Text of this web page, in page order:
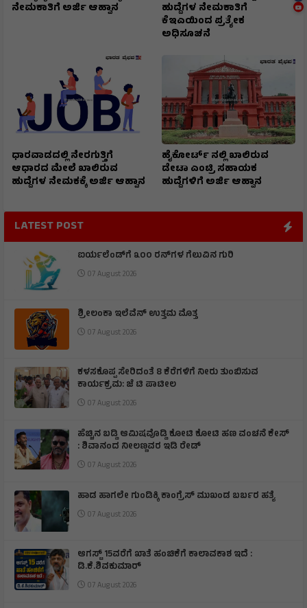
ನೇಮಕಾತಿಗೆ ಅರ್ಜಿ ಆಹ್ವಾನ
ಹುದ್ದೆಗಳ ನೇಮಕಾತಿಗೆ
ಕೆಇಎಯಿಂದ ಪ್ರತ್ಯೇಕ
ಅಧಿಸೂಚನೆ
ಧಾರವಾಡದಲ್ಲಿ ನೇರಗುತ್ತಿಗೆ
ಆಧಾರದ ಮೇಲೆ ಖಾಲಿರುವ
ಹುದ್ದೆಗಳ ನೇಮಕಕ್ಕೆ ಅರ್ಜಿ ಆಹ್ವಾನ
ಹೈಕೋರ್ಟ್ ನಲ್ಲಿ ಖಾಲಿರುವ
ಡೇಟಾ ಎಂಟ್ರಿ ಸಹಾಯಕ
ಹುದ್ದೆಗಳಿಗೆ ಅರ್ಜಿ ಆಹ್ವಾನ
LATEST POST
ಐರ್ಯಲೆಂಡ್‌ಗೆ ೩೦೦ ರನ್‌ಗಳ ಗೆಲುವಿನ ಗುರಿ
07 August 2026
ಶ್ರೀಲಂಕಾ ಇಲೆವೆನ್ ಉತ್ತಮ ಮೊತ್ತ
07 August 2026
ಕಳಸಕೊಪ್ಪ ಸೇರಿದಂತೆ 8 ಕೆರೆಗಳಿಗೆ ನೀರು ತುಂಬಿಸುವ
ಕಾರ್ಯಕ್ರಮ: ಜೆ ಟಿ ಪಾಟೀಲ
07 August 2026
ಹೆಚ್ಚಿನ ಬಡ್ಡಿ ಆಮಿಷವೊಡ್ಡಿ ಕೋಟಿ ಕೋಟಿ ಹಣ ವಂಚನೆ ಕೇಸ್
: ಶಿವಾನಂದ ನೀಲಣ್ಣವರ ಇಡಿ ರೇಡ್
07 August 2026
ಹಾಡ ಹಾಗಲೇ ಗುಂಡಿಕ್ಕಿ ಕಾಂಗ್ರೆಸ್ ಮುಖಂಡ ಬರ್ಬರ ಹತ್ಯೆ
07 August 2026
ಆಗಸ್ಟ್ 15ವರೆಗೆ ಖಾತೆ ಹಂಚಿಕೆಗೆ ಕಾಲಾವಕಾಶ ಇದೆ :
ಡಿ.ಕೆ.ಶಿವಕುಮಾರ್
07 August 2026